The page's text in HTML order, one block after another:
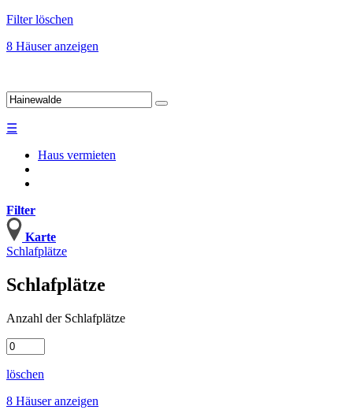
Filter löschen
8 Häuser anzeigen
☰
Haus vermieten
Filter
Karte
Schlafplätze
Schlafplätze
Anzahl der Schlafplätze
löschen
8 Häuser anzeigen